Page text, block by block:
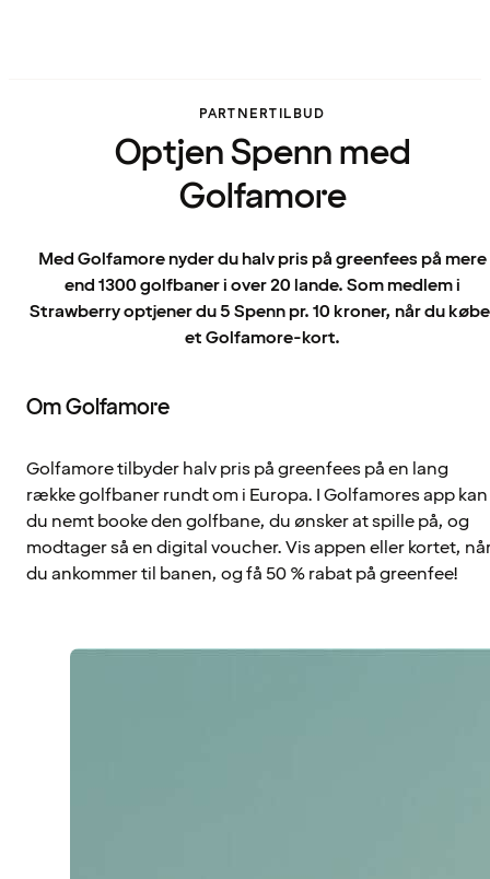
PARTNERTILBUD
Optjen Spenn med
Golfamore
Med Golfamore nyder du halv pris på greenfees på mere
end 1300 golfbaner i over 20 lande. Som medlem i
Strawberry optjener du 5 Spenn pr. 10 kroner, når du
et Golfamore-kort.
Om Golfamore
Golfamore tilbyder halv pris på greenfees på en lang
række golfbaner rundt om i Europa. I Golfamores app kan
du nemt booke den golfbane, du ønsker at spille på, og
modtager så en digital voucher. Vis appen eller kortet,
du ankommer til banen, og få 50 % rabat på greenfee!